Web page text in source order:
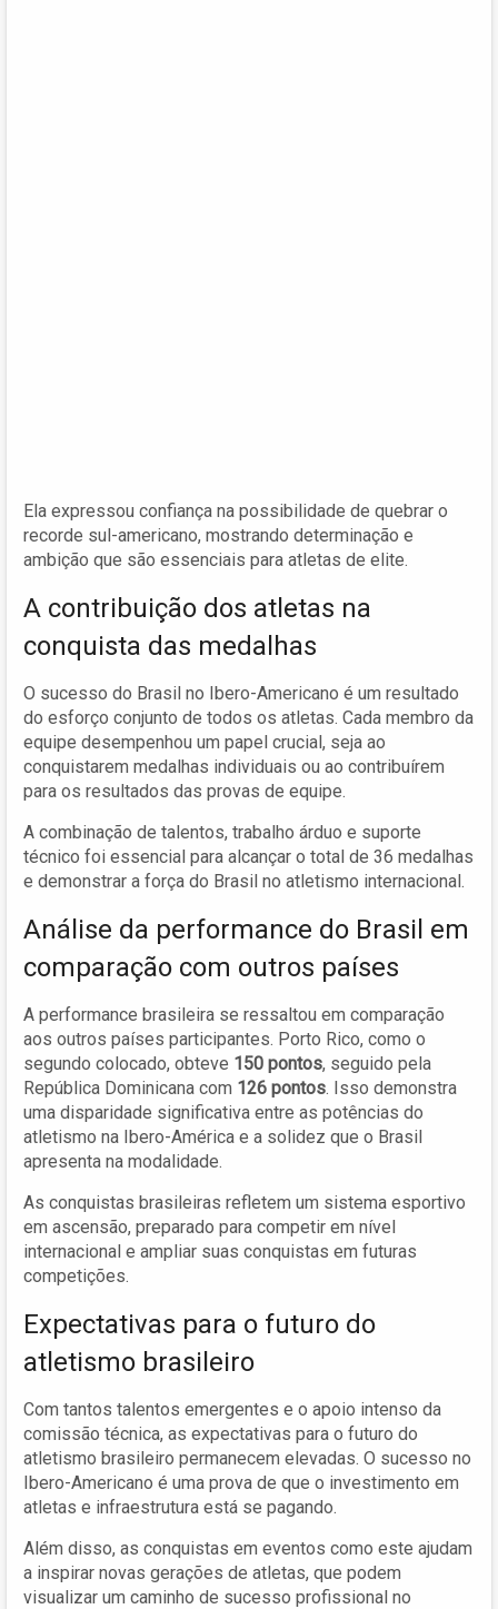
Ela expressou confiança na possibilidade de quebrar o
recorde sul-americano, mostrando determinação e
ambição que são essenciais para atletas de elite.
A contribuição dos atletas na
conquista das medalhas
O sucesso do Brasil no Ibero-Americano é um resultado
do esforço conjunto de todos os atletas. Cada membro da
equipe desempenhou um papel crucial, seja ao
conquistarem medalhas individuais ou ao contribuírem
para os resultados das provas de equipe.
A combinação de talentos, trabalho árduo e suporte
técnico foi essencial para alcançar o total de 36 medalhas
e demonstrar a força do Brasil no atletismo internacional.
Análise da performance do Brasil em
comparação com outros países
A performance brasileira se ressaltou em comparação
aos outros países participantes. Porto Rico, como o
segundo colocado, obteve 150 pontos, seguido pela
República Dominicana com 126 pontos. Isso demonstra
uma disparidade significativa entre as potências do
atletismo na Ibero-América e a solidez que o Brasil
apresenta na modalidade.
As conquistas brasileiras refletem um sistema esportivo
em ascensão, preparado para competir em nível
internacional e ampliar suas conquistas em futuras
competições.
Expectativas para o futuro do
atletismo brasileiro
Com tantos talentos emergentes e o apoio intenso da
comissão técnica, as expectativas para o futuro do
atletismo brasileiro permanecem elevadas. O sucesso no
Ibero-Americano é uma prova de que o investimento em
atletas e infraestrutura está se pagando.
Além disso, as conquistas em eventos como este ajudam
a inspirar novas gerações de atletas, que podem
visualizar um caminho de sucesso profissional no